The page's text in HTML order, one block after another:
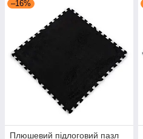
–16%
Плюшевий підлоговий пазл